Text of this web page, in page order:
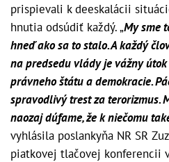
prispievali k deeskalácii
hnutia odsúdiť každý. „My sme
hneď ako sa to stalo. A každý
na predsedu vlády je vážny
právneho štátu a demokracie.
spravodlivý trest za terorizmus.
naozaj dúfame, že k niečomu
vyhlásila poslankyňa NR SR
piatkovej tlačovej konferencii